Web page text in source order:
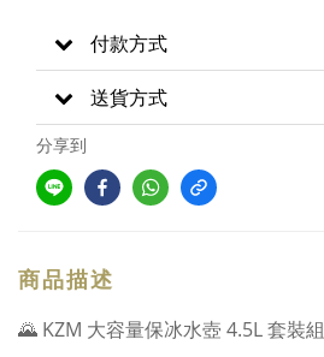
付款方式
送貨方式
分享到
商品描述
🌄 KZM 大容量保冰水壺 4.5L 套裝組